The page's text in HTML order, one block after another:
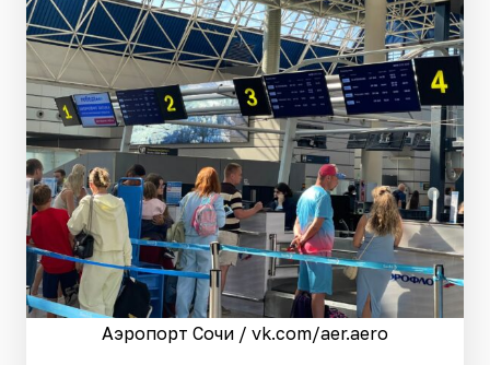
Аэропорт Сочи / vk.com/aer.aero